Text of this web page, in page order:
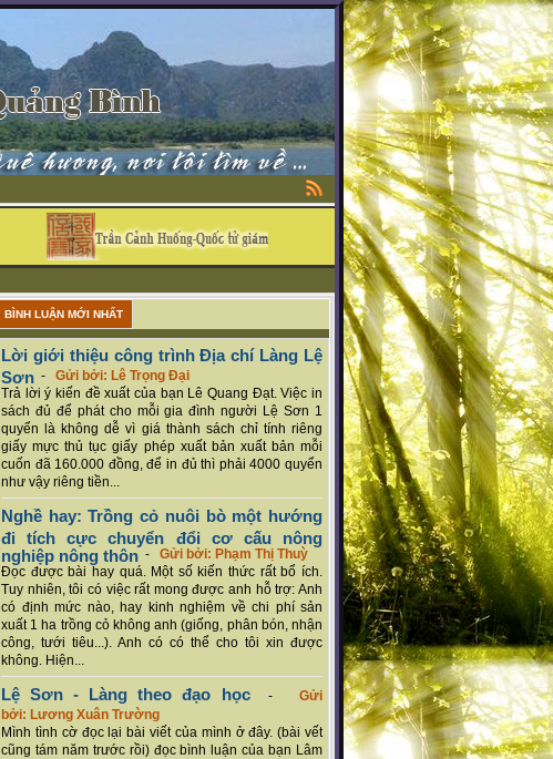
BÌNH LUẬN MỚI NHẤT
Lời giới thiệu công trình Địa chí Làng Lệ
Sơn - Gửi bởi: Lê Trọng Đại
Trả lời ý kiến đề xuất của bạn Lê Quang Đạt. Việc in
sách đủ để phát cho mỗi gia đình người Lệ Sơn 1
quyển là không dễ vì giá thành sách chỉ tính riêng
giấy mực thủ tục giấy phép xuất bản xuất bản mỗi
cuốn đã 160.000 đồng, để in đủ thì phải 4000 quyển
như vậy riêng tiền...
Nghề hay: Trồng cỏ nuôi bò một hướng
đi tích cực chuyển đổi cơ cấu nông
nghiệp nông thôn - Gửi bởi: Phạm Thị Thuỳ
Đọc được bài hay quá. Một số kiến thức rất bổ ích.
Tuy nhiên, tôi có việc rất mong được anh hỗ trợ: Anh
có định mức nào, hay kinh nghiệm về chi phí sản
xuất 1 ha trồng cỏ không anh (giống, phân bón, nhận
công, tưới tiêu...). Anh có có thể cho tôi xin được
không. Hiện...
Lệ Sơn - Làng theo đạo học-Gửi
bởi: Lương Xuân Trường
Mình tình cờ đọc lại bài viết của mình ở đây. (bài vết
cũng tám năm trước rồi) đọc bình luận của bạn Lâm